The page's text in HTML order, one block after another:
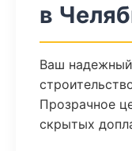
в
Ваш
Прозрачное
скрытых